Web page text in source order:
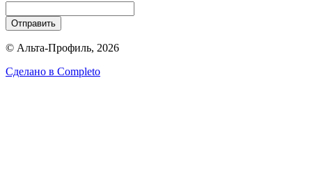
Отправить
© Альта-Профиль, 2026
Сделано в Completo